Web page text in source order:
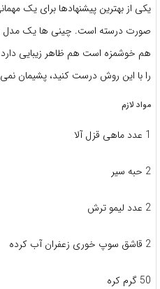
یکی از بهترین پیشنهادها برای یک
صورت درسته است. چینی ها یک مدل
هم خوشمزه است هم ظاهر زیبایی دارد.
را با این روش درست کنید، پشیمان
مواد لازم
1 عدد ماهی قزل آلا
2 حبه سیر
2 عدد لیمو ترش
2 قاشق سوپ خوری زعفران آب کرده
50 گرم کره